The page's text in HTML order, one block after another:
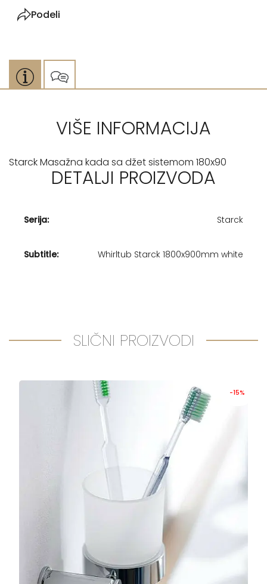
Podeli
VIŠE INFORMACIJA
Starck Masažna kada sa džet sistemom 180x90
DETALJI PROIZVODA
Serija: Starck
Subtitle: Whirltub Starck 1800x900mm white
SLIČNI PROIZVODI
-15%